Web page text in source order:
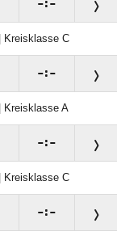
:
Kreisklasse C
:
Kreisklasse A
:
Kreisklasse C
: